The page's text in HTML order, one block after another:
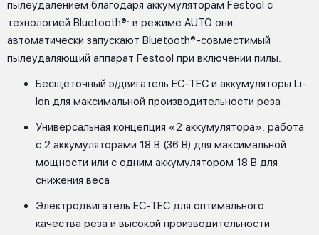
пылеудалением благодаря аккумуляторам Festool с
технологией Bluetooth®: в режиме AUTO они
автоматически запускают Bluetooth®-совместимый
пылеудаляющий аппарат Festool при включении пилы.
Бесщёточный э/двигатель EC-TEC и аккумуляторы Li-
Ion для максимальной производительности реза
Универсальная концепция «2 аккумулятора»: работа
с 2 аккумуляторами 18 В (36 В) для максимальной
мощности или с одним аккумулятором 18 В для
снижения веса
Электродвигатель EC-TEC для оптимального
качества реза и высокой производительности